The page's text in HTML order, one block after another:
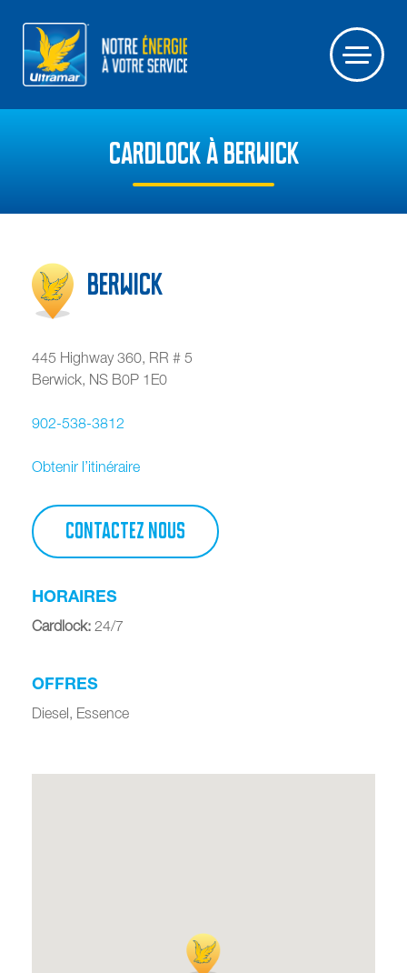
CARDLOCK À BERWICK
Berwick
445 Highway 360, RR # 5
Berwick, NS B0P 1E0
902-538-3812
Obtenir l’itinéraire
CONTACTEZ NOUS
HORAIRES
Cardlock: 24/7
OFFRES
Diesel, Essence